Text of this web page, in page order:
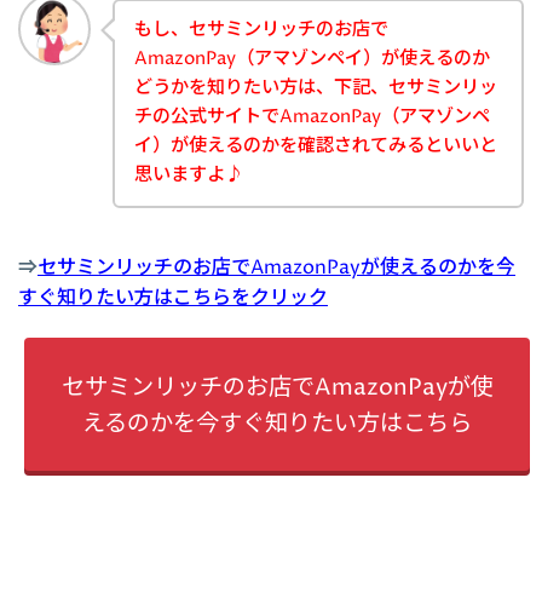
もし、セサミンリッチのお店で
AmazonPay（アマゾンペイ）が使えるのか
どうかを知りたい方は、下記、セサミンリッ
チの公式サイトでAmazonPay（アマゾンペ
イ）が使えるのかを確認されてみるといいと
思いますよ♪
⇒セサミンリッチのお店でAmazonPayが使えるのかを今
すぐ知りたい方はこちらをクリック
セサミンリッチのお店でAmazonPayが使
えるのかを今すぐ知りたい方はこちら